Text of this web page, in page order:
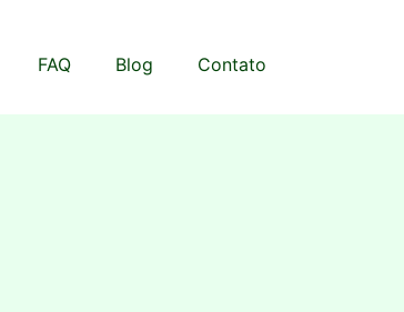
FAQ Blog Contato